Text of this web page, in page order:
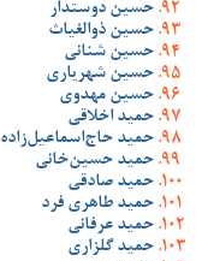
حسین دوستدار
حسین ذوالغیاث
حسین شنانی
حسین شهریاری
حسین مهدوی
حمید اخلاقی
حمید حاج‌اسماعیل‌زاده
حمید حسین‌خانی
حمید صادقی
حمید طاهری فرد
حمید عرفانی
حمید گلزاری